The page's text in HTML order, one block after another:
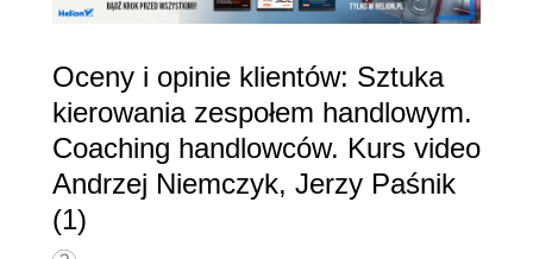
Oceny i opinie klientów: Sztuka
kierowania zespołem handlowym.
Coaching handlowców. Kurs video
Andrzej Niemczyk, Jerzy Paśnik
(1)